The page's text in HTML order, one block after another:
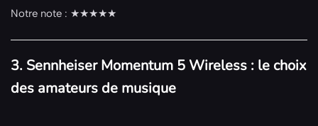
Notre note : ★★★★★
3. Sennheiser Momentum 5 Wireless : le choix
des amateurs de musique